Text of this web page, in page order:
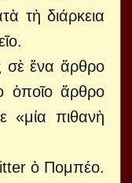
τὴ διάρκεια
σὲ ἕνα ἄρθρο
ὁποῖο ἄρθρο
«μία πιθανὴ
ὁ Πομπέο.